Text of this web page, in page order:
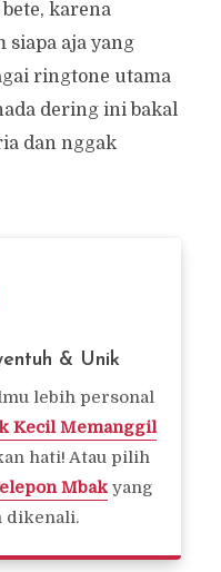
karena
siapa aja yang
ringtone utama
dering ini bakal
dan nggak
& Unik
lebih personal
Kecil Memanggil
hati! Atau pilih
Mbakyang
dikenali.